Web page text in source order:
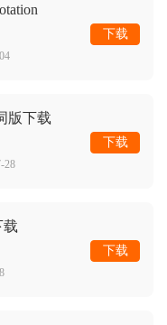
下载
版下载
28
下载
载
下载